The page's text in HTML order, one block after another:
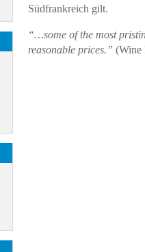
Südfrankreich gilt.
“…some of the most
reasonable prices.” (Wine